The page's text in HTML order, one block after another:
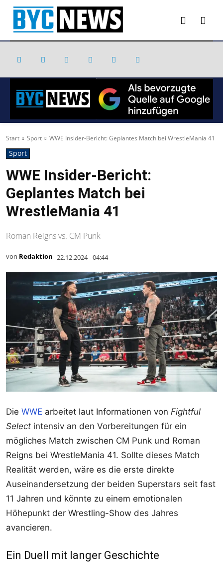
Start Sport WWE Insider-Bericht: Geplantes Match bei WrestleMania 41
Sport
WWE Insider-Bericht:
Geplantes Match bei
WrestleMania 41
Roman Reigns vs. CM Punk
von Redaktion 22.12.2024 - 04:44
Die WWE arbeitet laut Informationen von Fightful
Select intensiv an den Vorbereitungen für ein
mögliches Match zwischen CM Punk und Roman
Reigns bei WrestleMania 41. Sollte dieses Match
Realität werden, wäre es die erste direkte
Auseinandersetzung der beiden Superstars seit fast
11 Jahren und könnte zu einem emotionalen
Höhepunkt der Wrestling-Show des Jahres
avancieren.
Ein Duell mit langer Geschichte